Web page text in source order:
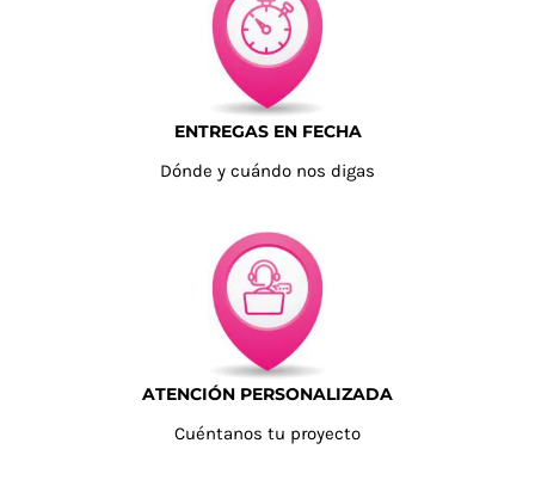
ENTREGAS EN FECHA
Dónde y cuándo nos digas
ATENCIÓN PERSONALIZADA
Cuéntanos tu proyecto